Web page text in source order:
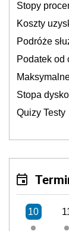
Stopy
Koszty
Podróże
Podatek od
Stopa
Quizy Testy
10